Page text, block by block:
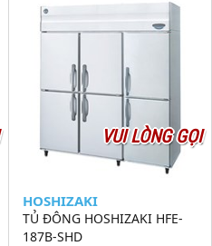
VUI LÒNG GỌI
HOSHIZAKI
TỦ ĐÔNG HOSHIZAKI HFE-
187B-SHD